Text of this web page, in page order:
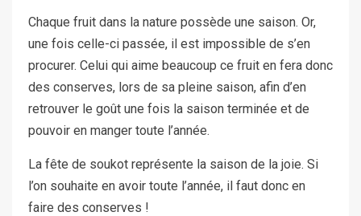
Chaque fruit dans la nature possède une saison. Or,
une fois celle-ci passée, il est impossible de s’en
procurer. Celui qui aime beaucoup ce fruit en fera donc
des conserves, lors de sa pleine saison, afin d’en
retrouver le goût une fois la saison terminée et de
pouvoir en manger toute l’année.
La fête de soukot représente la saison de la joie. Si
l’on souhaite en avoir toute l’année, il faut donc en
faire des conserves !